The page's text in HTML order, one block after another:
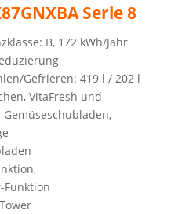
Serie 8
B, 172 kWh/Jahr
Gefrieren: 419 l / 202 l
VitaF­resh und